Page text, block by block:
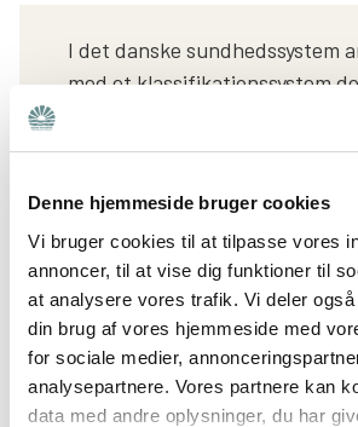
Denne hjemmeside bruger cookies
Vi bruger cookies til at tilpasse vores
annoncer, til at vise dig funktioner til
at analysere vores trafik. Vi deler
din brug af vores hjemmeside med
for sociale medier,
analysepartnere. Vores partnere kan
data med andre oplysninger, du har
I det danske sundhedssystem
med et klassifikationssystem
, som er udviklet af
til standardisering af
sundhedsrelaterede tilstande.
version (ICD-11) skal udrulles i
sundhedssystem over de
nye version, vil den helt store
inden for autismeområdet
forskellige betegnelser som
autisme, atypisk autisme,